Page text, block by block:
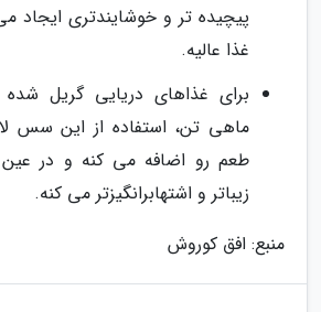
پیچیده تر و خوشایندتری ایجاد
غذا عالیه.
برای غذاهای دریایی گریل شده
ماهی تن، استفاده از این سس
طعم رو اضافه می کنه و در
زیباتر و اشتهابرانگیزتر می کنه.
منبع: افق کوروش